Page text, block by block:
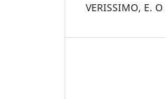
VERISSIMO, E.